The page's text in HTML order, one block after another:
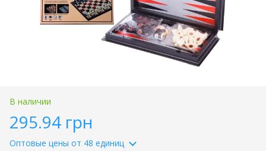
В наличии
295.94 грн
Оптовые цены от 48 единиц